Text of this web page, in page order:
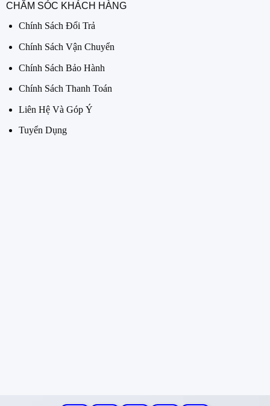
CHĂM SÓC KHÁCH HÀNG
Chính Sách Đổi Trả
Chính Sách Vận Chuyển
Chính Sách Bảo Hành
Chính Sách Thanh Toán
Liên Hệ Và Góp Ý
Tuyển Dụng